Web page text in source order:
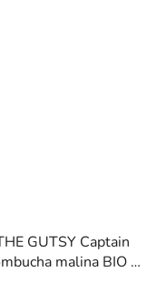
GUTSY Captain
malina BIO 1